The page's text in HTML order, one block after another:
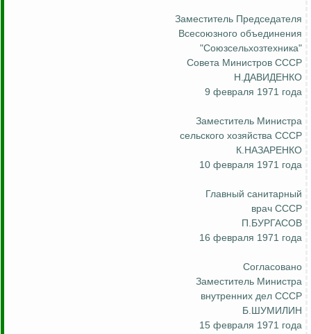
Заместитель Председателя
Всесоюзного объединения
"Союзсельхозтехника"
Совета Министров СССР
Н.ДАВИДЕНКО
9 февраля 1971 года
Заместитель Министра
сельского хозяйства СССР
К.НАЗАРЕНКО
10 февраля 1971 года
Главный санитарный
врач СССР
П.БУРГАСОВ
16 февраля 1971 года
Согласовано
Заместитель Министра
внутренних дел СССР
Б.ШУМИЛИН
15 февраля 1971 года